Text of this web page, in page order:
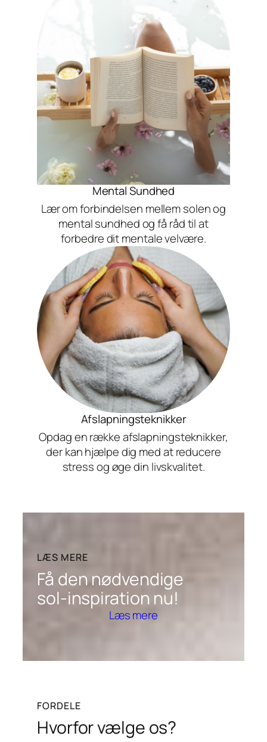
Mental Sundhed
Lær om forbindelsen mellem solen og
mental sundhed og få råd til at
forbedre dit mentale velvære.
Afslapningsteknikker
Opdag en række afslapningsteknikker,
der kan hjælpe dig med at reducere
stress og øge din livskvalitet.
LÆS MERE
Få den nødvendige
sol-inspiration nu!
Læs mere
FORDELE
Hvorfor vælge os?